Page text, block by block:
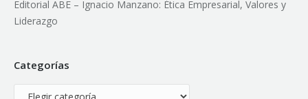
Editorial ABE – Ignacio Manzano: Ética Empresarial, Valores y
Liderazgo
Categorías
Categorías